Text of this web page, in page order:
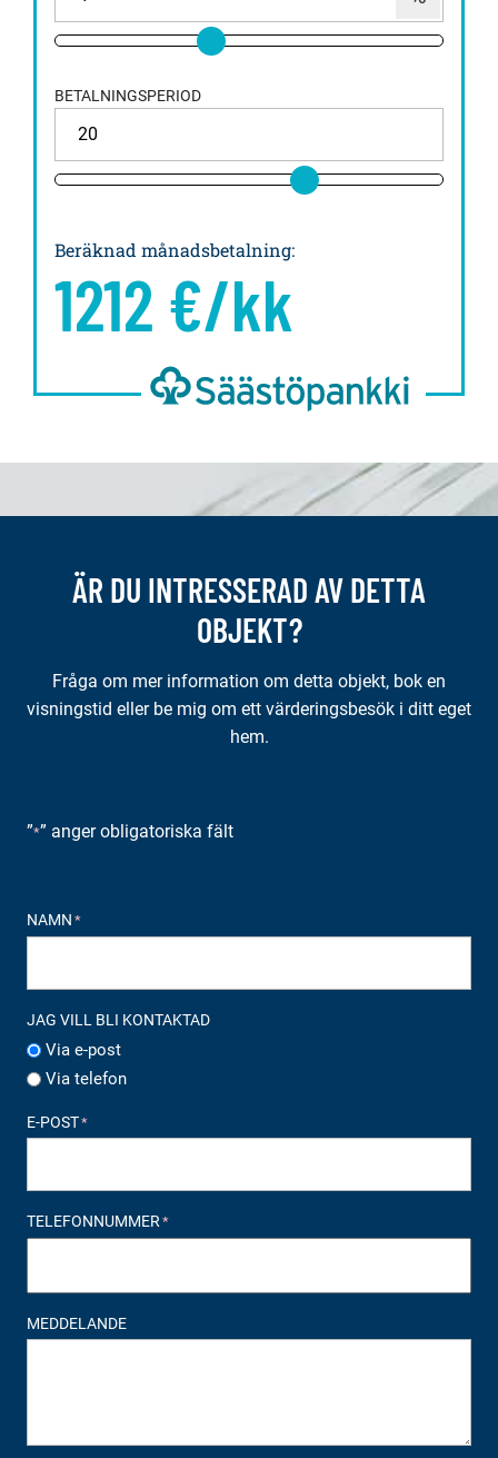
BETALNINGSPERIOD
Beräknad månadsbetalning:
1212 €/kk
ÄR DU INTRESSERAD AV DETTA
OBJEKT?
Fråga om mer information om detta objekt, bok en
visningstid eller be mig om ett värderingsbesök i ditt eget
hem.
”*” anger obligatoriska fält
NAMN *
JAG VILL BLI KONTAKTAD
Via e-post
Via telefon
E-POST*
TELEFONNUMMER*
MEDDELANDE